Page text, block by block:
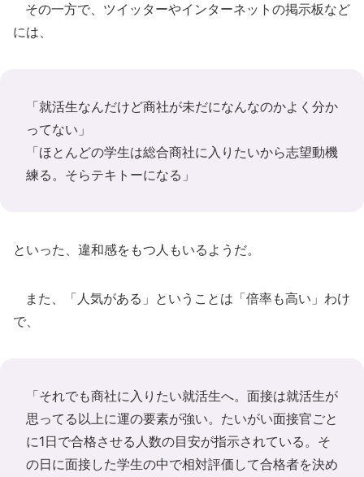
その一方で、ツイッターやインターネットの掲示板など
には、
「就活生なんだけど商社が未だになんなのかよく分か
ってない」
「ほとんどの学生は総合商社に入りたいから志望動機
練る。そらテキトーになる」
といった、違和感をもつ人もいるようだ。
また、「人気がある」ということは「倍率も高い」わけ
で、
「それでも商社に入りたい就活生へ。面接は就活生が
思ってる以上に運の要素が強い。たいがい面接官ごと
に1日で合格させる人数の目安が指示されている。そ
の日に面接した学生の中で相対評価して合格者を決め